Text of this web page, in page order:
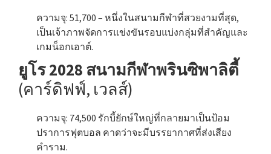
ความจุ: 51,700 – หนึ่งในสนามกีฬาที่สวยงามที่สุด,
เป็นเจ้าภาพจัดการแข่งขันรอบแบ่งกลุ่มที่สำคัญและ
เกมน็อกเอาต์.
ยูโร 2028 สนามกีฬาพรินซิพาลิตี้
(คาร์ดิฟฟ์, เวลส์)
ความจุ: 74,500 รักบี้ยักษ์ใหญ่ที่กลายมาเป็นป้อม
ปราการฟุตบอล คาดว่าจะมีบรรยากาศที่ส่งเสียง
คำราม.